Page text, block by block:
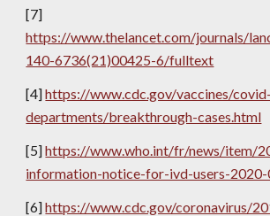
https://www.thelancet.com/journals/
140-6736(21)00425-6/fulltext
[4] https://www.cdc.gov/vaccines/
departments/breakthrough-cases.html
[5] https://www.who.int/fr/news/item/
information-notice-for-ivd-users-2020-
[6] https://www.cdc.gov/coronavirus/